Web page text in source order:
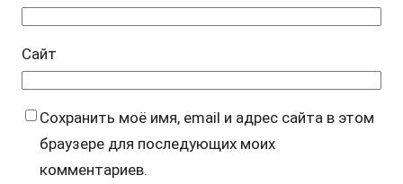
Сайт
Сохранить моё имя, email и адрес сайта в этом
браузере для последующих моих
комментариев.